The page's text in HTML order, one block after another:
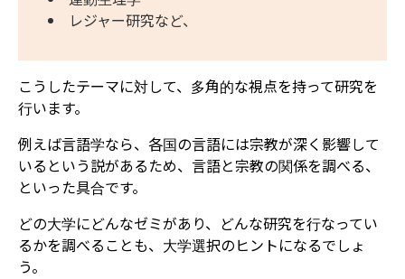
レジャー研究など、
こうしたテーマに対して、多角的な視点を持って研究を
行います。
例えば言語学なら、各国の言語には宗教が深く影響して
いるという説があるため、言語と宗教の関係を調べる、
といった具合です。
どの大学にどんなゼミがあり、どんな研究を行なってい
るかを調べることも、大学選択のヒントになるでしょ
う。